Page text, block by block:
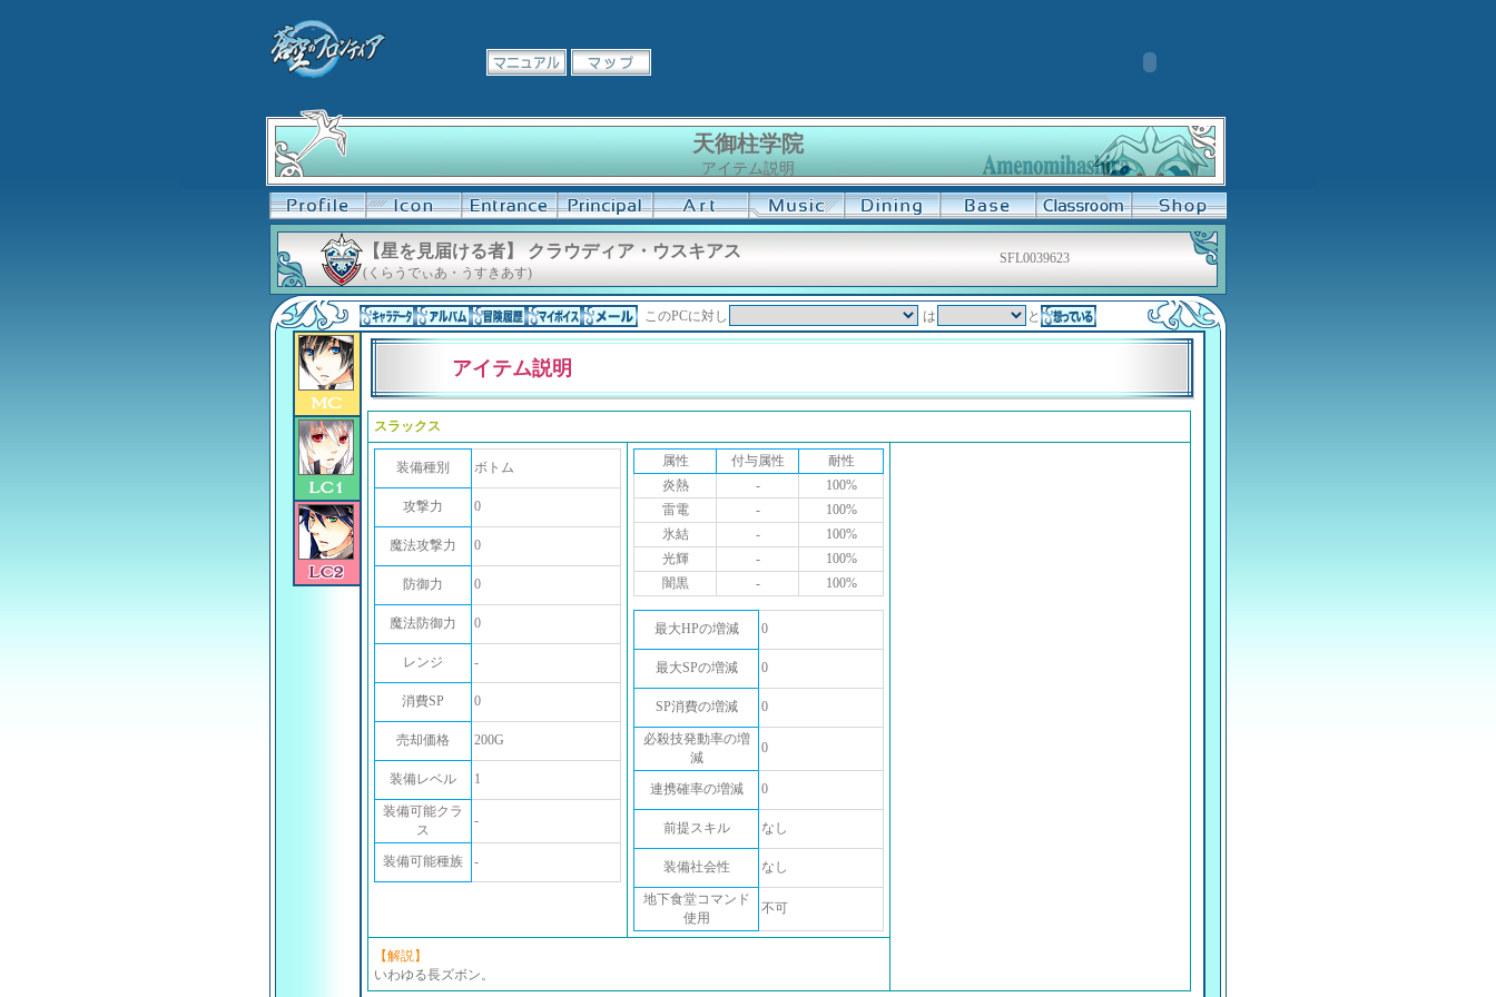
天御柱学院
アイテム説明
【星を見届ける者】 クラウディア・ウスキアス
(くらうでぃあ・うすきあす)
SFL0039623
このPCに対し は と
アイテム説明
スラックス
装備種別 ボトム
攻撃力 0
魔法攻撃力 0
防御力 0
魔法防御力 0
レンジ -
消費SP 0
売却価格 200G
装備レベル 1
装備可能クラ
ス
-
装備可能種族 -
属性 付与属性
耐性
炎熱
-
100%
雷電
-
100%
氷結
-
100%
光輝
-
100%
闇黒
- 100%
最大HPの増減 0
最大SPの増減 0
SP消費の増減 0
必殺技発動率の増
減
0
連携確率の増減 0
前提スキル なし
装備社会性 なし
地下食堂コマンド
使用
不可
【解説】
いわゆる長ズボン。